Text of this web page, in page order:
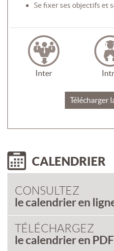
Se fixer ses objectifs et
Inter
Télécharger
CALENDRIER
CONSULTEZ
le calendrier en
TÉLÉCHARGEZ
le calendrier en PDF